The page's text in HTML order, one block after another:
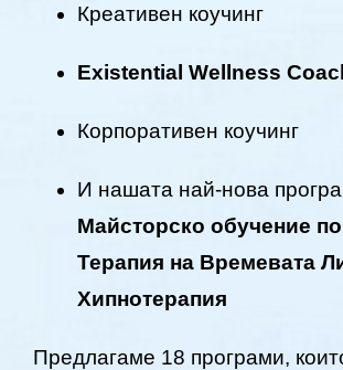
Креативен коучинг
Existential Wellness
Корпоративен коучинг
И нашата най-нова
Майсторско обучение
Терапия на Времевата
Хипнотерапия
Предлагаме 18 програми,